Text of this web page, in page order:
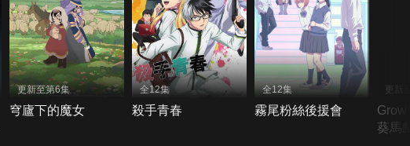
更新至第6集
穹廬下的魔女
全12集
殺手青春
全12集
霧尾粉絲後援會
更新
葵馬